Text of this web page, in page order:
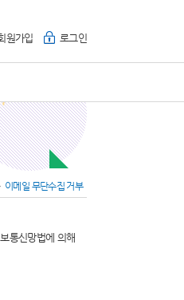
원가입 로그인
이메일 무단수집 거부
통신망법에 의해